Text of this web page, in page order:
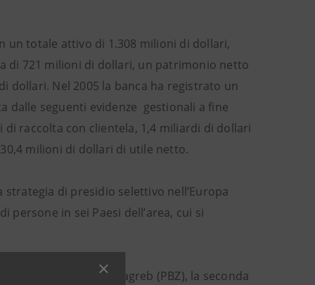
un totale attivo di 1.308 milioni di dollari,
di 721 milioni di dollari, un patrimonio netto
dollari. Nel 2005 la banca ha registrato un
dalle seguenti evidenze gestionali a fine
raccolta con clientela, 1,4 miliardi di dollari
milioni di dollari di utile netto.
strategia di presidio selettivo nell’Europa
persone in sei Paesi dell’area, cui si
Privredna Banka Zagreb (PBZ), la seconda